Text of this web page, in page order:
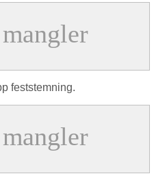
feststemning.